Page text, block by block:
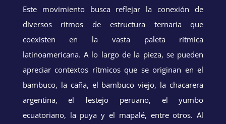
Este movimiento busca reflejar la conexión de
diversos ritmos de estructura ternaria que
coexisten en la vasta paleta rítmica
latinoamericana. A lo largo de la pieza, se pueden
apreciar contextos rítmicos que se originan en el
bambuco, la caña, el bambuco viejo, la chacarera
argentina, el festejo peruano, el yumbo
ecuatoriano, la puya y el mapalé, entre otros. Al